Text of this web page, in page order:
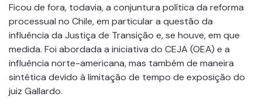
Ficou de fora, todavia, a conjuntura política da reforma
processual no Chile, em particular a questão da
influência da Justiça de Transição e, se houve, em que
medida. Foi abordada a iniciativa do CEJA (OEA) e a
influência norte-americana, mas também de maneira
sintética devido à limitação de tempo de exposição do
juiz Gallardo.